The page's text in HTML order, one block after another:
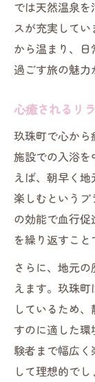
では天然温泉
スが充実して
から温まり、
過ごす旅の魅力
心癒されるリ
玖珠町で心か
施設での入浴
えば、朝早く
楽しむという
の効能で血行
を繰り返すこと
さらに、地元
えます。玖珠
しているため
すのに適した
験者まで幅広
して理想的でし